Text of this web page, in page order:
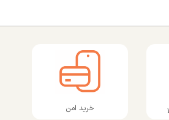
خرید امن